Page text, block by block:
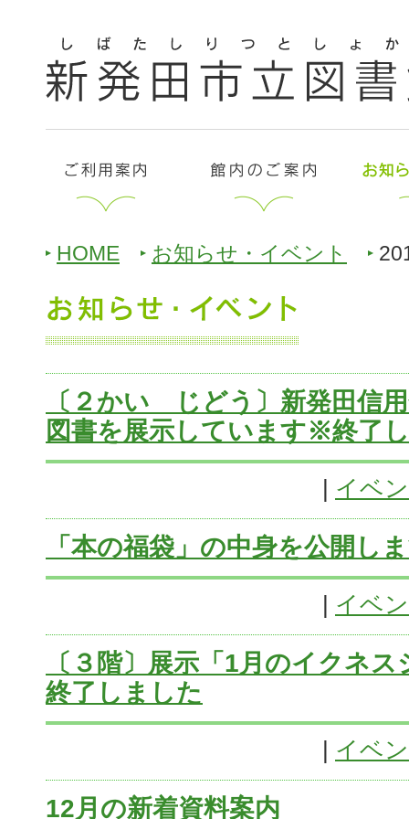
HOME お知らせ・イベント
〔２かい じどう〕新発田信
図書を展示しています※終了
イベ
「本の福袋」の中身を公開し
イベ
〔３階〕展示「1月のイクネ
終了しました
イベ
12月の新着資料案内